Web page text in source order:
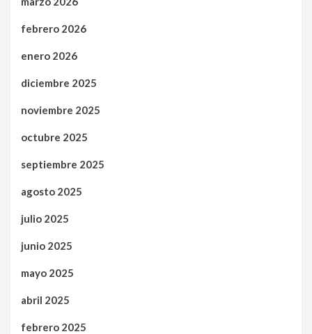
febrero 2026
enero 2026
diciembre 2025
noviembre 2025
octubre 2025
septiembre 2025
agosto 2025
julio 2025
junio 2025
mayo 2025
abril 2025
febrero 2025